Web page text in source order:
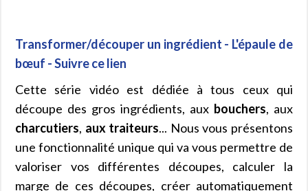
Transformer/découper un ingrédient - L'épaule de
bœuf - Suivre ce lien
Cette série vidéo est dédiée à tous ceux qui
découpe des gros ingrédients, aux bouchers, aux
charcutiers, aux traiteurs... Nous vous présentons
une fonctionnalité unique qui va vous permettre de
valoriser vos différentes découpes, calculer la
marge de ces découpes, créer automatiquement